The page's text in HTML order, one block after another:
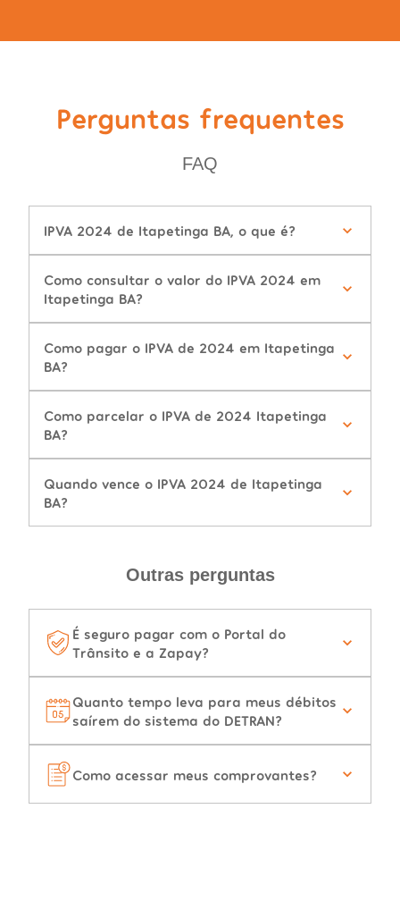
Perguntas frequentes
FAQ
IPVA 2024 de Itapetinga BA, o que é?
Como consultar o valor do IPVA 2024 em
Itapetinga BA?
Como pagar o IPVA de 2024 em Itapetinga
BA?
Como parcelar o IPVA de 2024 Itapetinga
BA?
Quando vence o IPVA 2024 de Itapetinga
BA?
Outras perguntas
É seguro pagar com o Portal do
Trânsito e a Zapay?
Quanto tempo leva para meus débitos
saírem do sistema do DETRAN?
Como acessar meus comprovantes?